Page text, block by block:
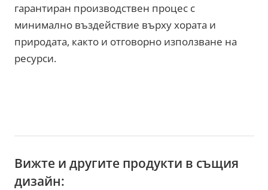
гарантиран производствен процес с
минимално въздействие върху хората и
природата, както и отговорно използване на
ресурси.
Вижте и другите продукти в същия
дизайн: